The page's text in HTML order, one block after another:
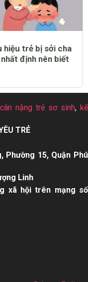
hiệu trẻ bị sởi cha
định nên biết
nặng trẻ sơ sinh, kể
TRẺ
Phường 15, Quận Phú
Linh
xã hội trên mạng số